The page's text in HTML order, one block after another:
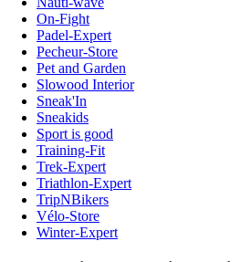
On-Fight
Padel-Expert
Pecheur-Store
Pet and Garden
Slowood Interior
Sneak'In
Sneakids
Sport is good
Training-Fit
Trek-Expert
Triathlon-Expert
TripNBikers
Vélo-Store
Winter-Expert